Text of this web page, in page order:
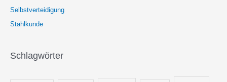
Selbstverteidigung
Stahlkunde
Schlagwörter